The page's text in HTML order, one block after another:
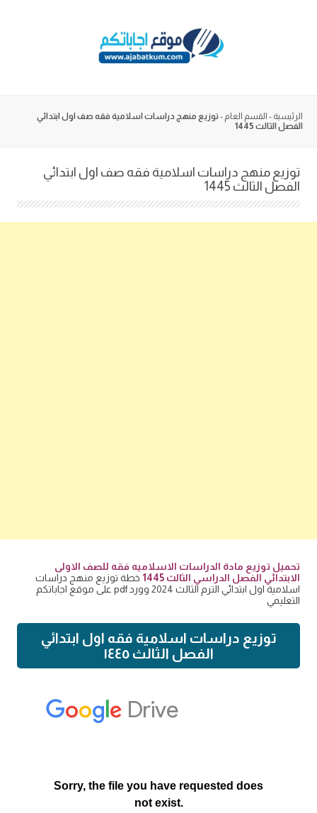
الرئيسية - القسم العام - توزيع منهج دراسات اسلامية فقه صف اول ابتدائي
الفصل الثالث 1445
توزيع منهج دراسات اسلامية فقه صف اول ابتدائي
الفصل الثالث 1445
تحميل توزيع مادة الدراسات الاسلاميه فقه للصف الاولى
الابتدائي الفصل الدراسي الثالث 1445
خطة توزيع منهج دراسات
اسلامية اول ابتدائي الترم الثالث 2024 وورد pdf على موقع اجاباتكم
التعليمي
توزيع دراسات اسلامية فقه اول ابتدائي
الفصل الثالث ١٤٤٥